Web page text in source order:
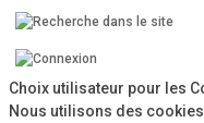
Choix utilisateur pour les
Nous utilisons des